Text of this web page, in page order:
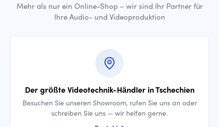
Mehr als nur ein Online-Shop – wir sind Ihr Partner für
Ihre Audio- und Videoproduktion
Der größte Videotechnik-Händler in Tschechien
Besuchen Sie unseren Showroom, rufen Sie uns an oder
schreiben Sie uns — wir helfen gerne.